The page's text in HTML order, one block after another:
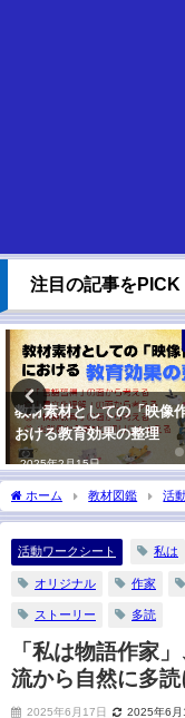
注目の記事をPICK
楽しく取り組めて学習効
語スゴロク〔AB標準版〕
存版】
ホーム 教材図鑑 活
ルの物語の交流から自然に多
活動ワークシート 私は
オリジナル 作家
ストーリー 多読
「私は物語作家
流から自然に多
2025年6月17日 2025年6月